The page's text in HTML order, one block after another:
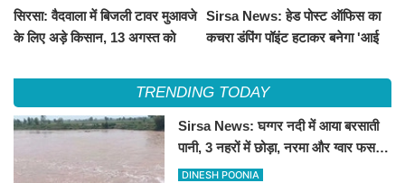
सिरसा: वैदवाला में बिजली टावर मुआवजे
के लिए अड़े किसान, 13 अगस्त को
Sirsa News: हेड पोस्ट ऑफिस का
कचरा डंपिंग पॉइंट हटाकर बनेगा 'आई
TRENDING TODAY
Sirsa News: घग्गर नदी में आया बरसाती
पानी, 3 नहरों में छोड़ा, नरमा और ग्वार फसल
को फायदा
DINESH POONIA